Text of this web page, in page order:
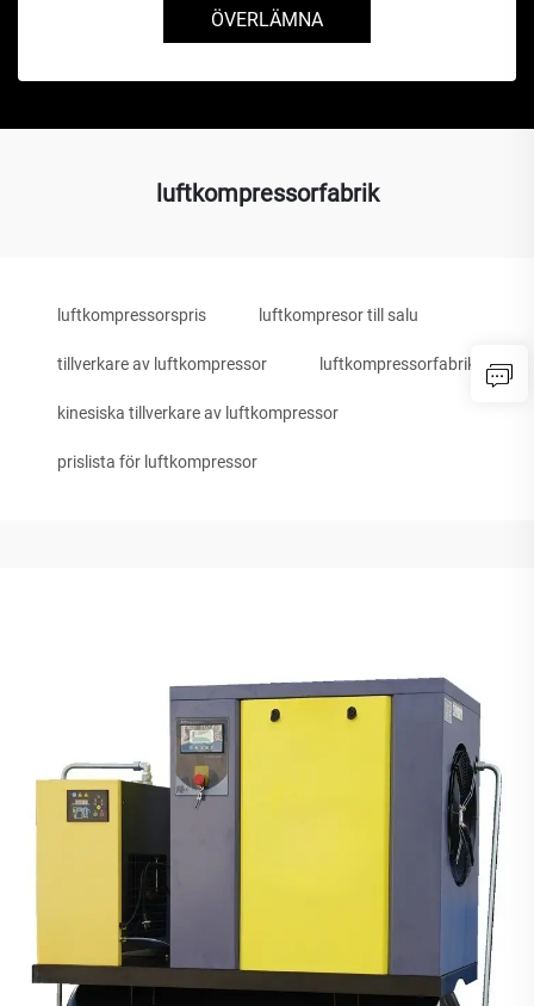
ÖVERLÄMNA
luftkompressorfabrik
luftkompressorspris luftkompresor till salu
tillverkare av luftkompressor luftkompressorfabrik
kinesiska tillverkare av luftkompressor
prislista för luftkompressor